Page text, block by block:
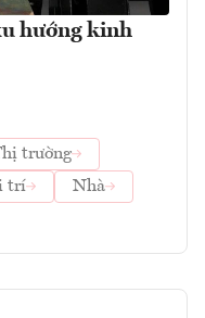
hướng kinh
trường
trí
Nhà